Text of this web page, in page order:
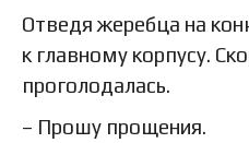
Отведя жеребца на
к главному корпусу.
проголодалась.
– Прошу прощения.